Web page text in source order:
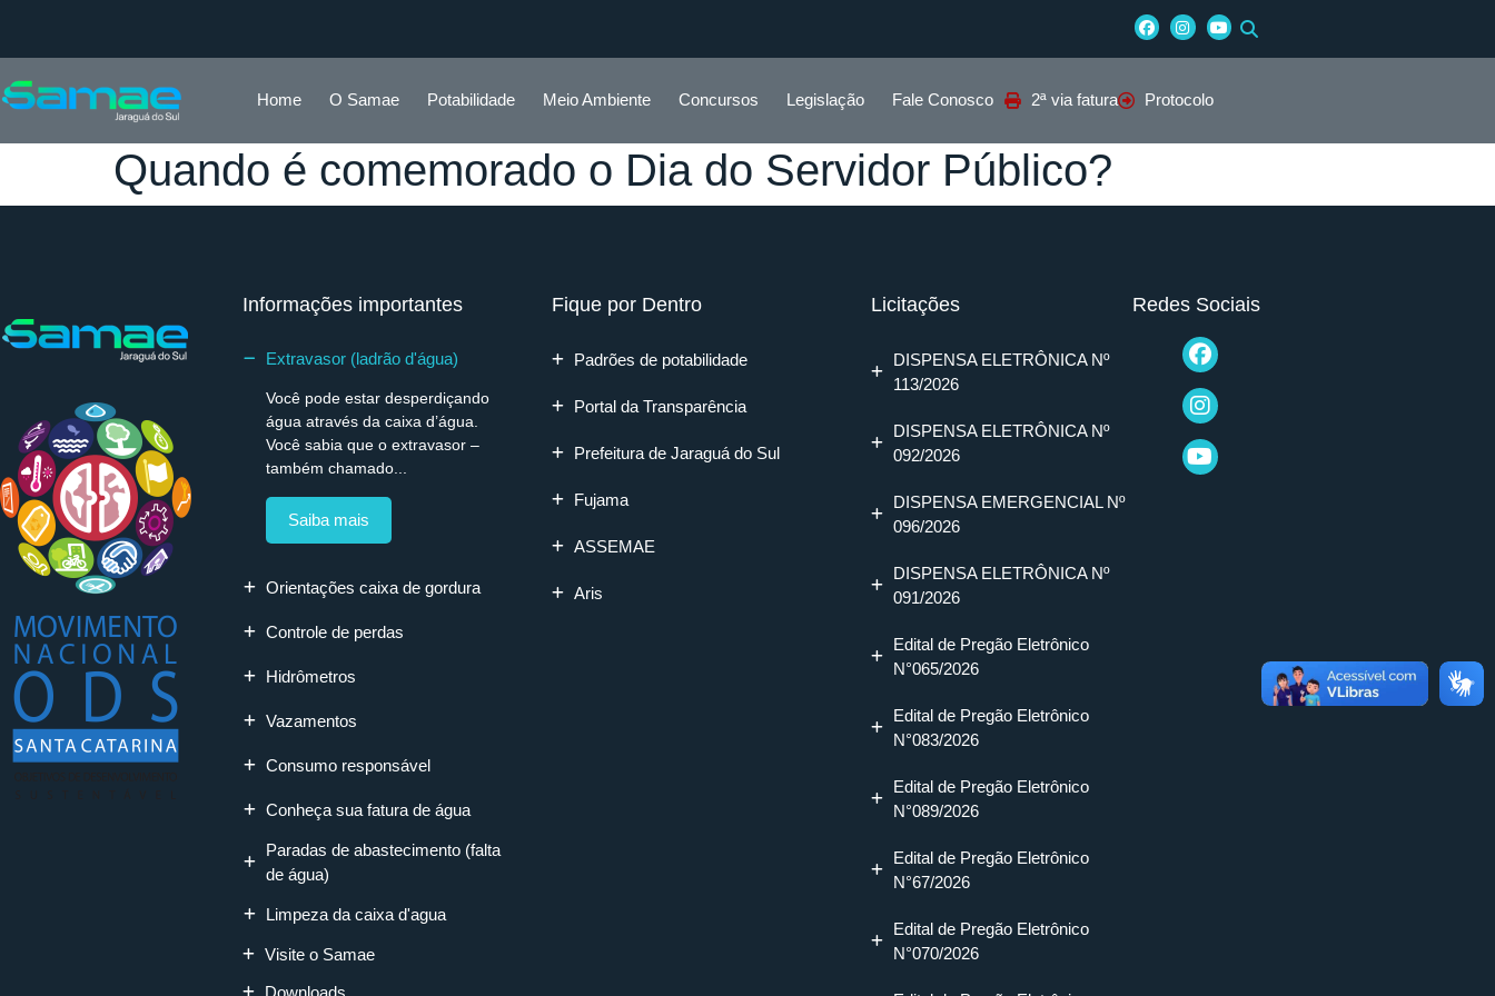
Home O Samae Potabilidade Meio Ambiente Concursos Legislação Fale Conosco 2ª via fatura Protocolo
Quando é comemorado o Dia do Servidor Público?
Informações importantes
Extravasor (ladrão d'água)
Você pode estar desperdiçando
água através da caixa d’água.
Você sabia que o extravasor –
também chamado...
Saiba mais
Orientações caixa de gordura
Controle de perdas
Hidrômetros
Vazamentos
Consumo responsável
Conheça sua fatura de água
Paradas de abastecimento (falta
de água)
Limpeza da caixa d'agua
Visite o Samae
Downloads
Fique por Dentro
Padrões de potabilidade
Portal da Transparência
Prefeitura de Jaraguá do Sul
Fujama
ASSEMAE
Aris
Licitações
DISPENSA ELETRÔNICA Nº
113/2026
DISPENSA ELETRÔNICA Nº
092/2026
DISPENSA EMERGENCIAL Nº
096/2026
DISPENSA ELETRÔNICA Nº
091/2026
Edital de Pregão Eletrônico
N°065/2026
Edital de Pregão Eletrônico
N°083/2026
Edital de Pregão Eletrônico
N°089/2026
Edital de Pregão Eletrônico
N°67/2026
Edital de Pregão Eletrônico
N°070/2026
Redes Sociais